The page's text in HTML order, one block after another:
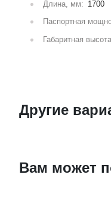
Длина, мм: 1700
Паспортная
Габаритная
Другие
Вам может